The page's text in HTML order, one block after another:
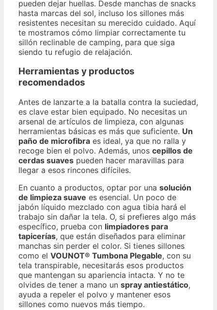
pueden dejar huellas. Desde manchas de snacks
hasta marcas del sol, incluso los sillones más
resistentes necesitan su merecido cuidado. Aquí
te mostramos cómo limpiar correctamente tu
sillón reclinable de camping, para que siga
siendo tu refugio de relajación.
Herramientas y productos
recomendados
Antes de lanzarte a la batalla contra la suciedad,
es clave estar bien equipado. No necesitas un
arsenal de artículos de limpieza, con algunas
herramientas básicas es más que suficiente. Un
paño de microfibra es ideal, ya que no ralla y
recoge bien el polvo. Además, unos cepillos de
cerdas suaves pueden hacer maravillas para
llegar a esos rincones difíciles.
En cuanto a productos, optar por una solución
de limpieza suave es esencial. Un poco de
jabón líquido mezclado con agua tibia hará el
trabajo sin dañar la tela. O, si prefieres algo más
específico, prueba con limpiadores para
tapicerías, que están diseñados para eliminar
manchas sin perder el color. Si tienes sillones
como el VOUNOT® Tumbona Plegable, con su
tela transpirable, necesitarás esos productos
que mantengan su apariencia intacta. Y no te
olvides de tener a mano un spray antiestático,
ayuda a repeler el polvo y mantener esos
sillones como nuevos más tiempo.